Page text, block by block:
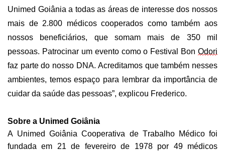
Unimed Goiânia a todas as áreas de interesse dos nossos
mais de 2.800 médicos cooperados como também aos
nossos beneficiários, que somam maisde 350mil
pessoas. Patrocinar um evento como o Festival Bon Odori
faz parte do nosso DNA. Acreditamos que também nesses
ambientes, temos espaço para lembrar da importância de
cuidar da saúde das pessoas”, explicou Frederico.
Sobre a Unimed Goiânia
A Unimed Goiânia Cooperativa de Trabalho Médico foi
fundada em 21 de fevereiro de 1978 por 49 médicos